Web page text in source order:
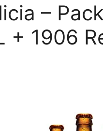
–
+ 1906